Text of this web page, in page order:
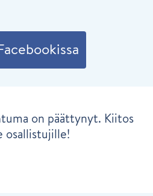
on päättynyt. Kiitos
osallistujille!